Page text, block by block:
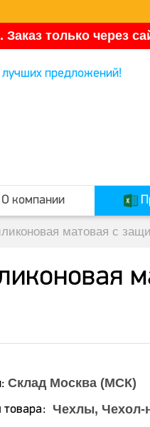
только через
предложений!
О компании
матовая с
Склад Москва (МСК)
товара Чехлы, Чехол-